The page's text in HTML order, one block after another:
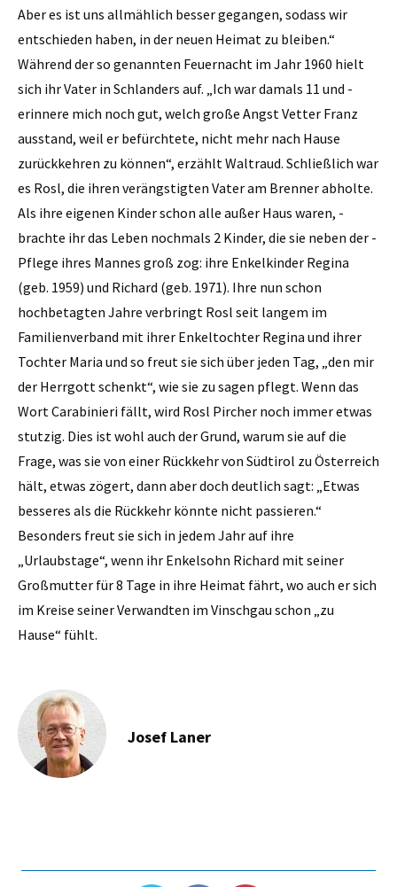
Aber es ist uns all­mählich ­besser gegangen, sodass wir
entschieden haben, in der ­neuen Heimat zu bleiben.“
Während der so genannten Feuernacht im Jahr 1960 hielt
sich ihr Vater in Schlanders auf. „Ich war damals 11 und ­
erinnere mich noch gut, welch große Angst Vetter Franz
ausstand, weil er befürchtete, nicht mehr nach Hause
zurückkehren zu können“, erzählt ­Waltraud. Schließlich war
es Rosl, die ihren verängstigten Vater am Brenner abholte.
Als ihre eigenen Kinder schon alle außer Haus waren, ­
brachte ihr das Leben nochmals 2 ­Kinder, die sie neben der ­
Pflege ihres Mannes groß zog: ihre Enkelkinder Regina
(geb. 1959) und Richard (geb. 1971). Ihre nun schon
hochbetagten Jahre verbringt Rosl seit langem im
Familienverband mit ihrer Enkeltochter Regina und ihrer
Tochter Maria und so freut sie sich über jeden Tag, „den mir
der Herrgott schenkt“, wie sie zu sagen pflegt. Wenn das
Wort Carabinieri fällt, wird Rosl Pircher noch immer etwas
stutzig. Dies ist wohl auch der Grund, warum sie auf die
Frage, was sie von einer Rückkehr von Südtirol zu Österreich
hält, etwas zögert, dann aber doch deutlich sagt: „Etwas
besseres als die Rückkehr könnte nicht passieren.“
Besonders freut sie sich in ­jedem Jahr auf ihre
„Urlaubstage“, wenn ihr Enkelsohn Richard mit seiner
Großmutter für 8 Tage in ihre Heimat fährt, wo auch er sich
im Kreise ­seiner Verwandten im ­Vinschgau schon „zu
Hause“ fühlt.
Josef Laner